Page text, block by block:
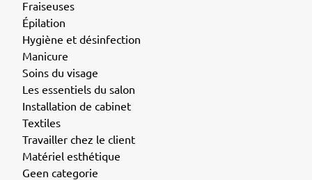
Fraiseuses
Épilation
Hygiène et désinfection
Manicure
Soins du visage
Les essentiels du salon
Installation de cabinet
Textiles
Travailler chez le client
Matériel esthétique
Geen categorie